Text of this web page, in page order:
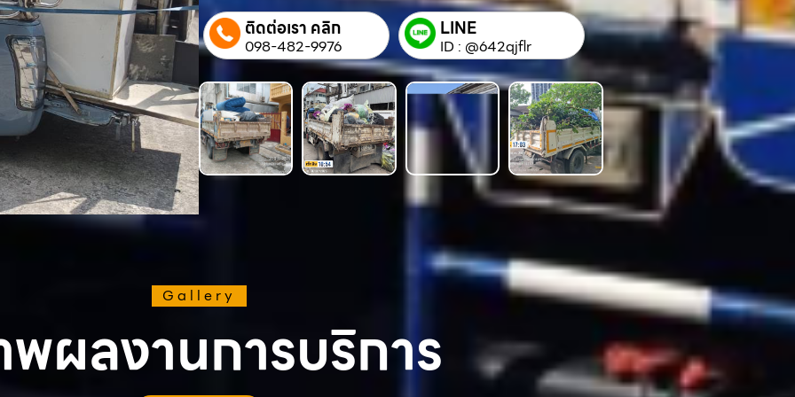
ติดต่อเรา คลิก
098-482-9976
LINE
ID : @642qjflr
Gallery
ผลงานการบริการ